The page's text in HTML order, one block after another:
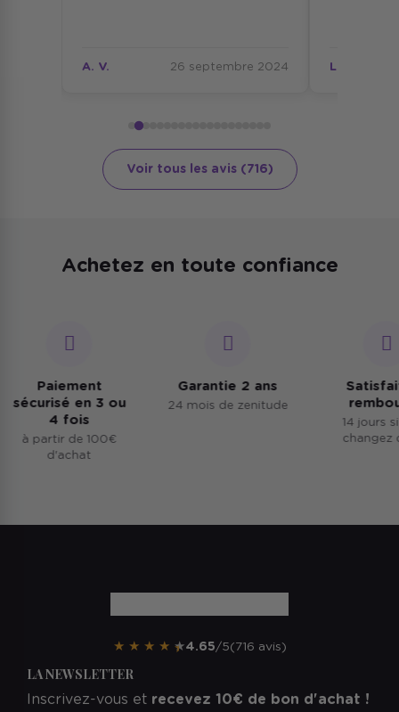
A. V. 26 septembre 2024 L. C.
Voir tous les avis (716)
Achetez en toute confiance
Paiement
sécurisé en 3 ou
4 fois
à partir de 100€
d'achat
Garantie 2 ans
24 mois de zenitude
14 jours si
changez
★ ★ ★ ★ ★4.65/5(716 avis)
LA NEWSLETTER
Inscrivez-vous et recevez 10€ de bon d'achat !